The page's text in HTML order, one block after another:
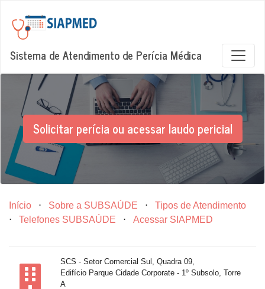
Sistema de Atendimento de Perícia Médica
Solicitar perícia ou acessar laudo pericial
Início ⋅ Sobre a SUBSAÚDE ⋅
Tipos de Atendimento
⋅
Telefones SUBSAÚDE ⋅ Acessar SIAPMED
SCS - Setor Comercial Sul, Quadra 09,
Edifício Parque Cidade Corporate - 1º Subsolo, Torre
A